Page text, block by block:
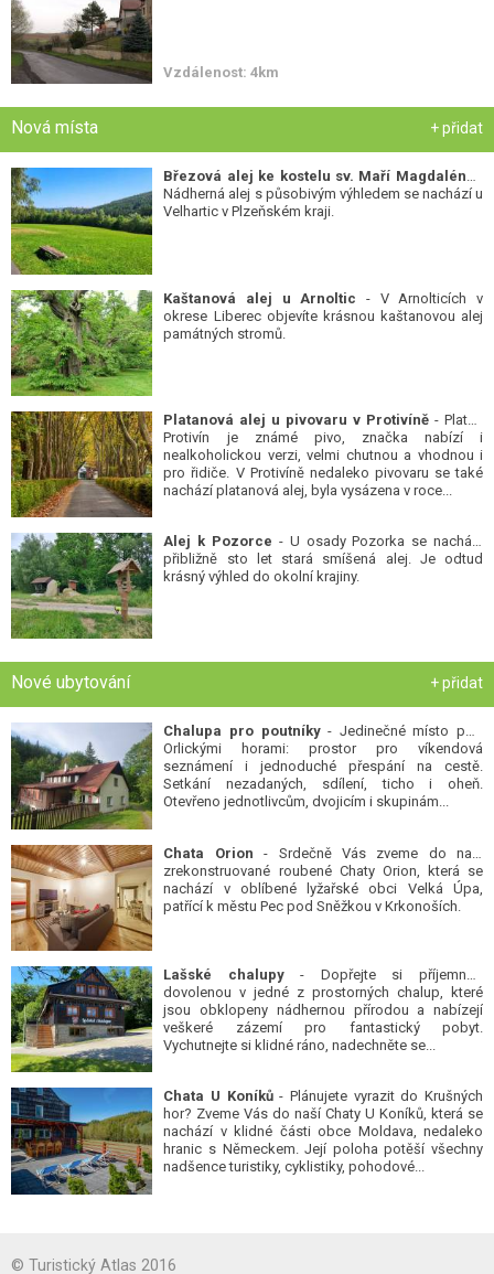
Vzdálenost: 4km
Nová místa + přidat
Březová alej ke kostelu sv. Maří Magdalény-
Nádherná alej s působivým výhledem se nachází u
Velhartic v Plzeňském kraji.
Kaštanová alej u Arnoltic - V Arnolticích v
okrese Liberec objevíte krásnou kaštanovou alej
památných stromů.
Platanová alej u pivovaru v Protivíně - Platan
Protivín je známé pivo, značka nabízí i
nealkoholickou verzi, velmi chutnou a vhodnou i
pro řidiče. V Protivíně nedaleko pivovaru se také
nachází platanová alej, byla vysázena v roce...
Alej k Pozorce - U osady Pozorka se nachází
přibližně sto let stará smíšená alej. Je odtud
krásný výhled do okolní krajiny.
Nové ubytování + přidat
Chalupa pro poutníky- Jedinečné místo pod
Orlickými horami: prostor pro víkendová
seznámení i jednoduché přespání na cestě.
Setkání nezadaných, sdílení, ticho i oheň.
Otevřeno jednotlivcům, dvojicím i skupinám...
Chata Orion - Srdečně Vás zveme do naší
zrekonstruované roubené Chaty Orion, která se
nachází v oblíbené lyžařské obci Velká Úpa,
patřící k městu Pec pod Sněžkou v Krkonoších.
Lašské chalupy- Dopřejte si příjemnou
dovolenou v jedné z prostorných chalup, které
jsou obklopeny nádhernou přírodou a nabízejí
veškeré zázemí pro fantastický pobyt.
Vychutnejte si klidné ráno, nadechněte se...
Chata U Koníků- Plánujete vyrazit do Krušných
hor? Zveme Vás do naší Chaty U Koníků, která se
nachází v klidné části obce Moldava, nedaleko
hranic s Německem. Její poloha potěší všechny
nadšence turistiky, cyklistiky, pohodové...
© Turistický Atlas 2016